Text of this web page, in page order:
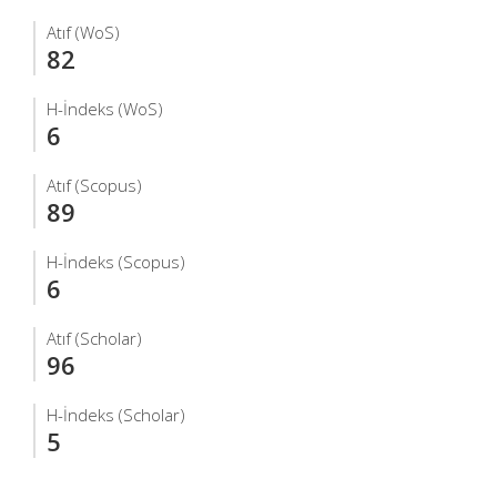
Atıf (WoS)
82
H-İndeks (WoS)
6
Atıf (Scopus)
89
H-İndeks (Scopus)
6
Atıf (Scholar)
96
H-İndeks (Scholar)
5